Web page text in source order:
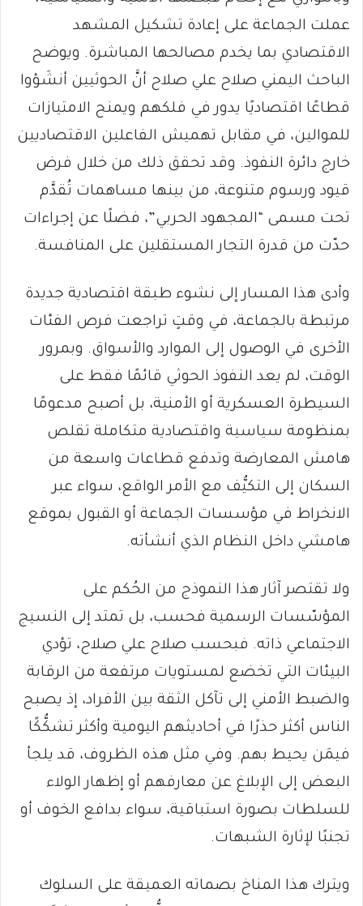
عملت الجماعة على إعادة تشكيل المشهد
الاقتصادي بما يخدم مصالحها المباشرة. ويوضح
الباحث اليمني صلاح علي صلاح أنَّ الحوثيين أنشَؤوا
قطاعًا اقتصاديًا يدور في فلكهم ويمنح الامتيازات
للموالين، في مقابل تهميش الفاعلين الاقتصاديين
خارج دائرة النفوذ. وقد تحقق ذلك من خلال فرض
قيود ورسوم متنوعة، من بينها مساهمات تُقدَّم
تحت مسمى “المجهود الحربي”، فضلًا عن إجراءات
حدّت من قدرة التجار المستقلين على المنافسة.
وأدى هذا المسار إلى نشوء طبقة اقتصادية جديدة
مرتبطة بالجماعة، في وقتٍ تراجعت فرص الفئات
الأخرى في الوصول إلى الموارد والأسواق. وبمرور
الوقت، لم يعد النفوذ الحوثي قائمًا فقط على
السيطرة العسكرية أو الأمنية، بل أصبح مدعومًا
بمنظومة سياسية واقتصادية متكاملة تقلص
هامش المعارضة وتدفع قطاعات واسعة من
السكان إلى التكيُّف مع الأمر الواقع، سواء عبر
الانخراط في مؤسسات الجماعة أو القبول بموقع
هامشي داخل النظام الذي أنشأته.
ولا تقتصر آثار هذا النموذج من الحُكم على
المؤسّسات الرسمية فحسب، بل تمتد إلى النسيج
الاجتماعي ذاته. فبحسب صلاح علي صلاح، تؤدي
البيئات التي تخضع لمستويات مرتفعة من الرقابة
والضبط الأمني إلى تآكل الثقة بين الأفراد، إذ يصبح
الناس أكثر حذرًا في أحاديثهم اليومية وأكثر تشكُّكًا
فيمَن يحيط بهم. وفي مثل هذه الظروف، قد يلجأ
البعض إلى الإبلاغ عن معارفهم أو إظهار الولاء
للسلطات بصورة استباقية، سواء بدافع الخوف أو
تجنبًا لإثارة الشبهات.
ويترك هذا المناخ بصماته العميقة على السلوك